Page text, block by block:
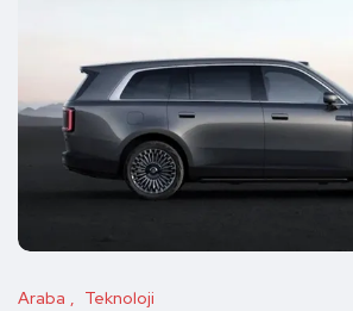
Araba Teknoloji